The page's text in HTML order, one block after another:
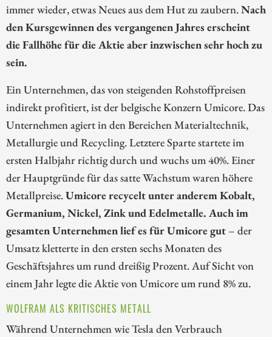
immer wieder, etwas Neues aus dem Hut zu zaubern.Nach
den Kursgewinnen des vergangenen Jahres erscheint
die Fallhöhe für die Aktie aber inzwischen sehr hoch zu
sein.
Ein Unternehmen, das von steigenden Rohstoffpreisen
indirekt profitiert, ist der belgische Konzern Umicore. Das
Unternehmen agiert in den Bereichen Materialtechnik,
Metallurgie und Recycling. Letztere Sparte startete im
ersten Halbjahr richtig durch und wuchs um 40%. Einer
der Hauptgründe für das satte Wachstum waren höhere
Metallpreise.Umicore recycelt unter anderem Kobalt,
Germanium, Nickel, Zink und Edelmetalle. Auch im
gesamten Unternehmen lief es für Umicore gut – der
Umsatz kletterte in den ersten sechs Monaten des
Geschäftsjahres um rund dreißig Prozent. Auf Sicht von
einem Jahr legte die Aktie von Umicore um rund 8% zu.
WOLFRAM ALS KRITISCHES METALL
Während Unternehmen wie Tesla den Verbrauch